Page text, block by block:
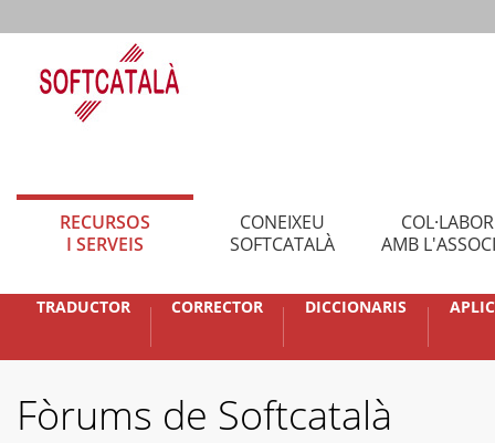
RECURSOS
I SERVEIS
CONEIXEU
SOFTCATALÀ
AMB
TRADUCTOR CORRECTOR DICCIONARIS
Fòrums de Softcatalà